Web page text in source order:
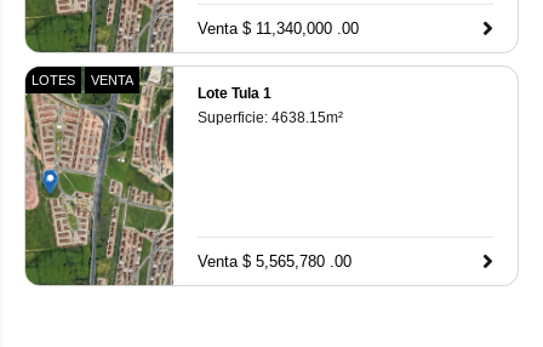
Venta $ 11,340,000 .00
LOTES VENTA
Lote Tula 1
Superficie: 4638.15m²
Venta $ 5,565,780 .00